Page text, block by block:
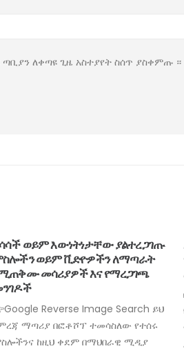
ለቀጣዩ ጊዜ አስተያየት ስሰጥ ያስቀምጡ ።
በተባበሩት መንግስታ ድርጅት
ምክር ቤት ሁለት ቋሚ መቀመጫ
እንደሚገባ ተጠየቀ
አበባ እየተካሄደ ባለው 38ተኛው የአፍሪካ
የመሪዎች ጉባኤ አፍሪካ በተመድ
ምክር ቤት ቋሚ መቀመጫ ሊኖራት
ተጠይቋል። የአፍሪካ ህብረት...